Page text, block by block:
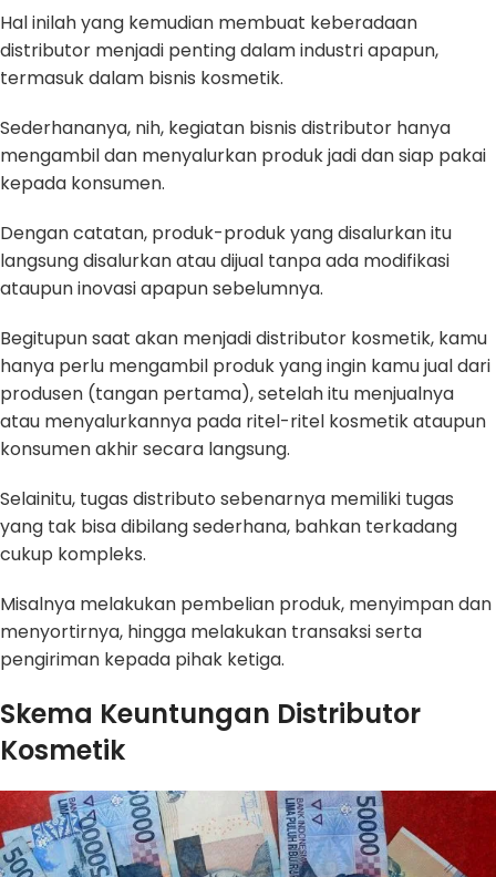
Hal inilah yang kemudian membuat keberadaan
distributor menjadi penting dalam industri apapun,
termasuk dalam bisnis kosmetik.
Sederhananya, nih, kegiatan bisnis distributor hanya
mengambil dan menyalurkan produk jadi dan siap pakai
kepada konsumen.
Dengan catatan, produk-produk yang disalurkan itu
langsung disalurkan atau dijual tanpa ada modifikasi
ataupun inovasi apapun sebelumnya.
Begitupun saat akan menjadi distributor kosmetik, kamu
hanya perlu mengambil produk yang ingin kamu jual dari
produsen (tangan pertama), setelah itu menjualnya
atau menyalurkannya pada ritel-ritel kosmetik ataupun
konsumen akhir secara langsung.
Selainitu, tugas distributo sebenarnya memiliki tugas
yang tak bisa dibilang sederhana, bahkan terkadang
cukup kompleks.
Misalnya melakukan pembelian produk, menyimpan dan
menyortirnya, hingga melakukan transaksi serta
pengiriman kepada pihak ketiga.
Skema Keuntungan Distributor
Kosmetik